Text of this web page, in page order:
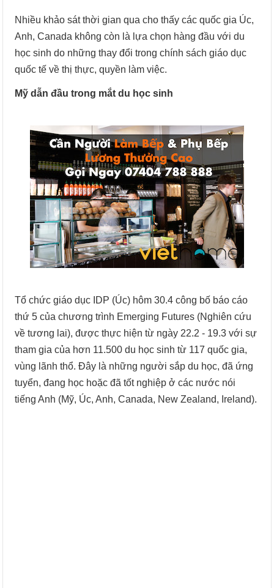
Nhiều khảo sát thời gian qua cho thấy các quốc gia Úc,
Anh, Canada không còn là lựa chọn hàng đầu với du
học sinh do những thay đổi trong chính sách giáo dục
quốc tế về thị thực, quyền làm việc.
Mỹ dẫn đầu trong mắt du học sinh
Tổ chức giáo dục IDP (Úc) hôm 30.4 công bố báo cáo
thứ 5 của chương trình Emerging Futures (Nghiên cứu
về tương lai), được thực hiện từ ngày 22.2 - 19.3 với sự
tham gia của hơn 11.500 du học sinh từ 117 quốc gia,
vùng lãnh thổ. Đây là những người sắp du học, đã ứng
tuyển, đang học hoặc đã tốt nghiệp ở các nước nói
tiếng Anh (Mỹ, Úc, Anh, Canada, New Zealand, Ireland).